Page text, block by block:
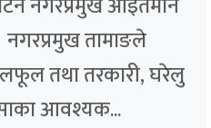
नगरप्रमुख तामाङले
तथा तरकारी, घरेलु
आवश्यक...